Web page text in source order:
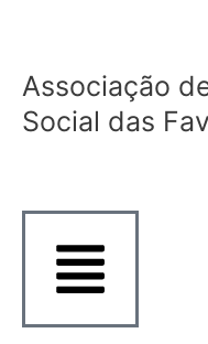
conteúdo
Associação
Social das